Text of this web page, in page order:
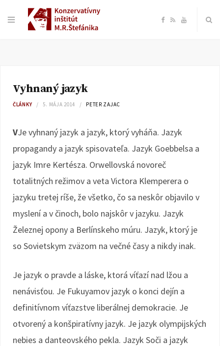
F
o
R Y
Vyhnaný jazyk
ČLÁNKY 5. MÁJA 2014 PETER ZAJAC
VJe vyhnaný jazyk a jazyk, ktorý vyháňa. Jazyk
propagandy a jazyk spisovateľa. Jazyk Goebbelsa a
jazyk Imre Kertésza. Orwellovská novoreč
totalitných režimov a veta Victora Klemperera o
jazyku tretej ríše, že všetko, čo sa neskôr objavilo v
myslení a v činoch, bolo najskôr v jazyku. Jazyk
Železnej opony a Berlínskeho múru. Jazyk, ktorý je
so Sovietskym zväzom na večné časy a nikdy inak.
Je jazyk o pravde a láske, ktorá víťazí nad lžou a
nenávisťou. Je Fukuyamov jazyk o konci dejín a
definitívnom víťazstve liberálnej demokracie. Je
otvorený a konšpiratívny jazyk. Je jazyk olympijských
nebies a danteovského pekla. Jazyk Soči a jazyk